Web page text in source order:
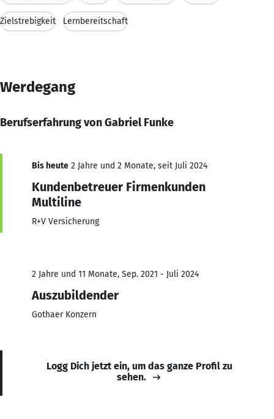
Zielstrebigkeit Lernbereitschaft
Werdegang
Berufserfahrung von Gabriel Funke
Bis heute 2 Jahre und 2 Monate, seit Juli 2024
Kundenbetreuer Firmenkunden
Multiline
R+V Versicherung
2 Jahre und 11 Monate, Sep. 2021 - Juli 2024
Auszubildender
Gothaer Konzern
Logg Dich jetzt ein, um das ganze Profil zu
sehen.